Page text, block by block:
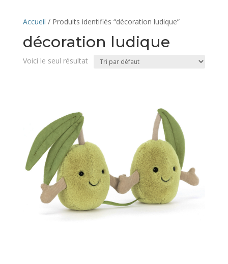
Accueil / Produits identifiés “décoration ludique”
décoration ludique
Voici le seul résultat